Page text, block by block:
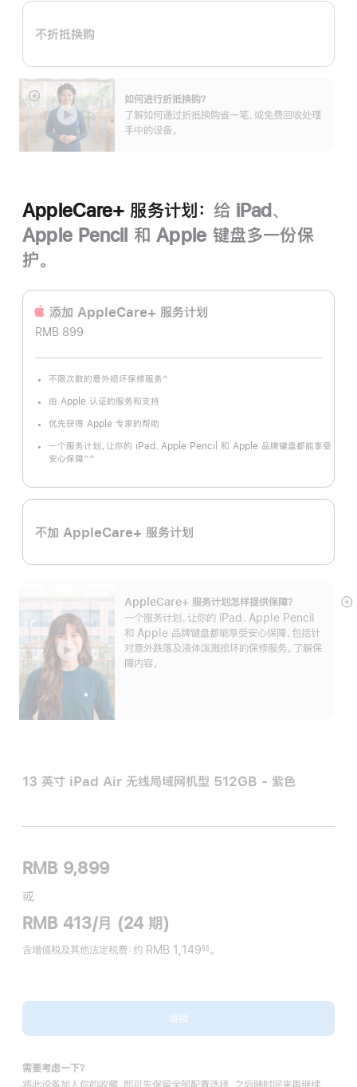
划：
不折抵换购
如何进行折抵换购？
了解如何通过折抵换购省一笔，或免费回收处理
手中的设备。
展
AppleCare+ 服务计划： 给 iPad、
Apple Pencil 和 Apple 键盘多一份保
护。
添加 AppleCare+ 服务计‍划
RMB 899
不限次数的意外损坏保修服务
注
^
由 Apple 认证的服务和支持
优先获得 Apple 专家的帮助
一个服务计划，让你的 iPad、Apple Pencil 和 Apple 品牌键盘都能享受
安心保障^^
不加 AppleCare+ 服务计划
AppleCare+ 服务计划怎样提供保⁠障？
一个服务计划，让你的 iPad、Apple Pencil
和 Apple 品牌键盘都能享受安心保障，包括针
对意外跌落及液体泼溅损坏的保修服务。了解保
障内容。
展
13 英寸 iPad Air 无线局域网机型 512GB - 紫色
RMB 9,899
或
RMB 413/月 (24 期)
含增值税及其他法定税费 ：约 RMB 1,149 §§ 。
继续
需要考虑一下？